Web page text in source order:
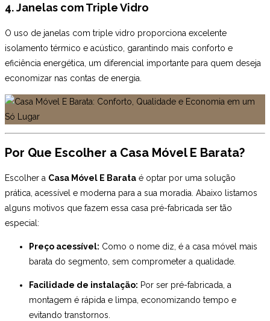
4. Janelas com Triple Vidro
O uso de janelas com triple vidro proporciona excelente
isolamento térmico e acústico, garantindo mais conforto e
eficiência energética, um diferencial importante para quem deseja
economizar nas contas de energia.
Por Que Escolher a Casa Móvel E Barata?
Escolher a Casa Móvel E Barata é optar por uma solução
prática, acessível e moderna para a sua moradia. Abaixo listamos
alguns motivos que fazem essa casa pré-fabricada ser tão
especial:
Preço acessível: Como o nome diz, é a casa móvel mais
barata do segmento, sem comprometer a qualidade.
Facilidade de instalação: Por ser pré-fabricada, a
montagem é rápida e limpa, economizando tempo e
evitando transtornos.